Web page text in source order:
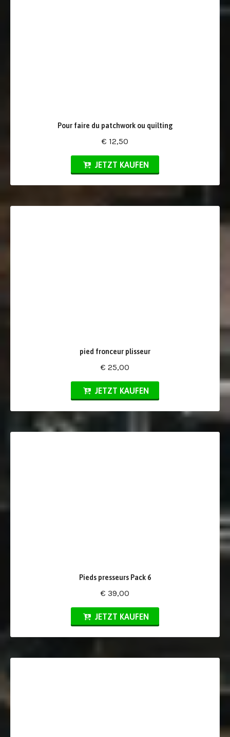
Pour faire du patchwork ou quilting
€ 12,50
JETZT KAUFEN
pied fronceur plisseur
€ 25,00
JETZT KAUFEN
Pieds presseurs Pack 6
€ 39,00
JETZT KAUFEN